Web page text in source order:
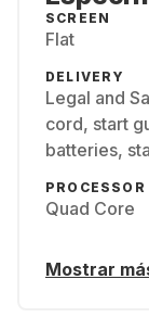
SCREEN
Flat
DELIVERY
Legal and
cord, start
batteries,
PROCESSOR
Quad Core
Mostrar